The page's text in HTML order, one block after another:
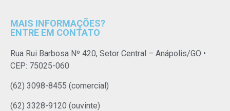
MAIS INFORMAÇÕES?
ENTRE EM CONTATO
Rua Rui Barbosa Nº 420, Setor Central – Anápolis/GO •
CEP: 75025-060
(62) 3098-8455 (comercial)
(62) 3328-9120 (ouvinte)